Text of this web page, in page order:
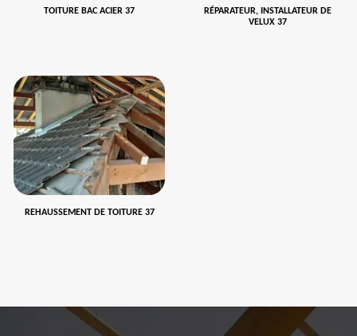
TOITURE BAC ACIER 37
RÉPARATEUR, INSTALLATEUR DE
VELUX 37
REHAUSSEMENT DE TOITURE 37